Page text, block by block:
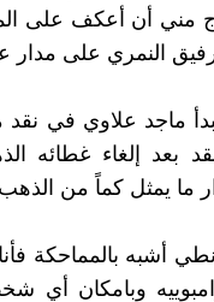
مني أن أعكف على
النمري على مدار
ماجد علاوي في
بعد إلغاء غطائه
ما يمثل كماً من
أشبه بالمماحكة
وبامكان أي